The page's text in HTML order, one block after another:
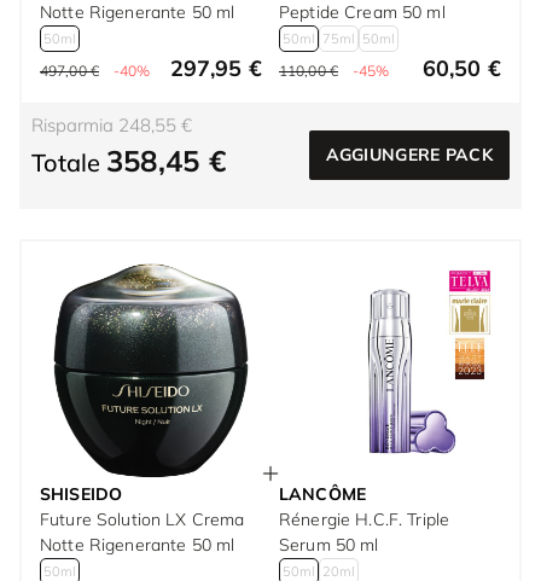
Notte Rigenerante 50 ml
50ml
497,00 € -40% 297,95 €
Peptide Cream 50 ml
50ml 75ml 50ml
110,00 € -45% 60,50 €
Risparmia 248,55 €
Totale 358,45 € AGGIUNGERE PACK
SHISEIDO
Future Solution LX Crema
Notte Rigenerante 50 ml
50ml
LANCÔME
Rénergie H.C.F. Triple
Serum 50 ml
50ml 20ml